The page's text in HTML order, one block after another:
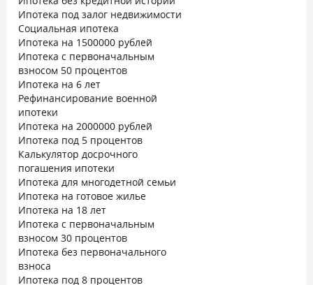
Ипотека под залог недвижимости
Социальная ипотека
Ипотека на 1500000 рублей
Ипотека с первоначальным
взносом 50 процентов
Ипотека на 6 лет
Рефинансирование военной
ипотеки
Ипотека на 2000000 рублей
Ипотека под 5 процентов
Калькулятор досрочного
погашения ипотеки
Ипотека для многодетной семьи
Ипотека на готовое жилье
Ипотека на 18 лет
Ипотека с первоначальным
взносом 30 процентов
Ипотека без первоначального
взноса
Ипотека под 8 процентов